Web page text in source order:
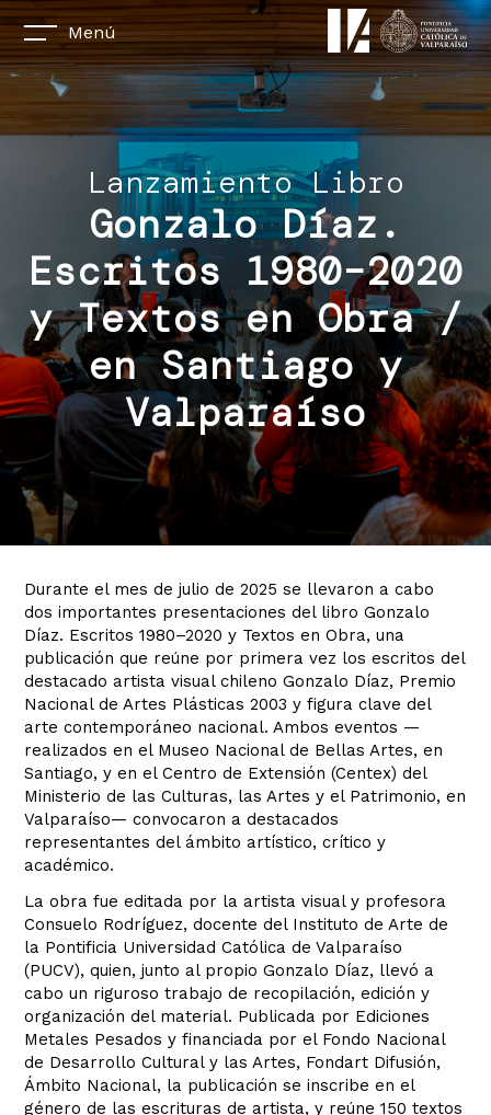
Menú
Lanzamiento Libro
Gonzalo Díaz.
Escritos 1980–2020
y Textos en Obra /
en Santiago y
Valparaíso
Durante el mes de julio de 2025 se llevaron a cabo
dos importantes presentaciones del libro Gonzalo
Díaz. Escritos 1980–2020 y Textos en Obra, una
publicación que reúne por primera vez los escritos del
destacado artista visual chileno Gonzalo Díaz, Premio
Nacional de Artes Plásticas 2003 y figura clave del
arte contemporáneo nacional. Ambos eventos —
realizados en el Museo Nacional de Bellas Artes, en
Santiago, y en el Centro de Extensión (Centex) del
Ministerio de las Culturas, las Artes y el Patrimonio, en
Valparaíso— convocaron a destacados
representantes del ámbito artístico, crítico y
académico.
La obra fue editada por la artista visual y profesora
Consuelo Rodríguez, docente del Instituto de Arte de
la Pontificia Universidad Católica de Valparaíso
(PUCV), quien, junto al propio Gonzalo Díaz, llevó a
cabo un riguroso trabajo de recopilación, edición y
organización del material. Publicada por Ediciones
Metales Pesados y financiada por el Fondo Nacional
de Desarrollo Cultural y las Artes, Fondart Difusión,
Ámbito Nacional, la publicación se inscribe en el
género de las escrituras de artista, y reúne 150 textos